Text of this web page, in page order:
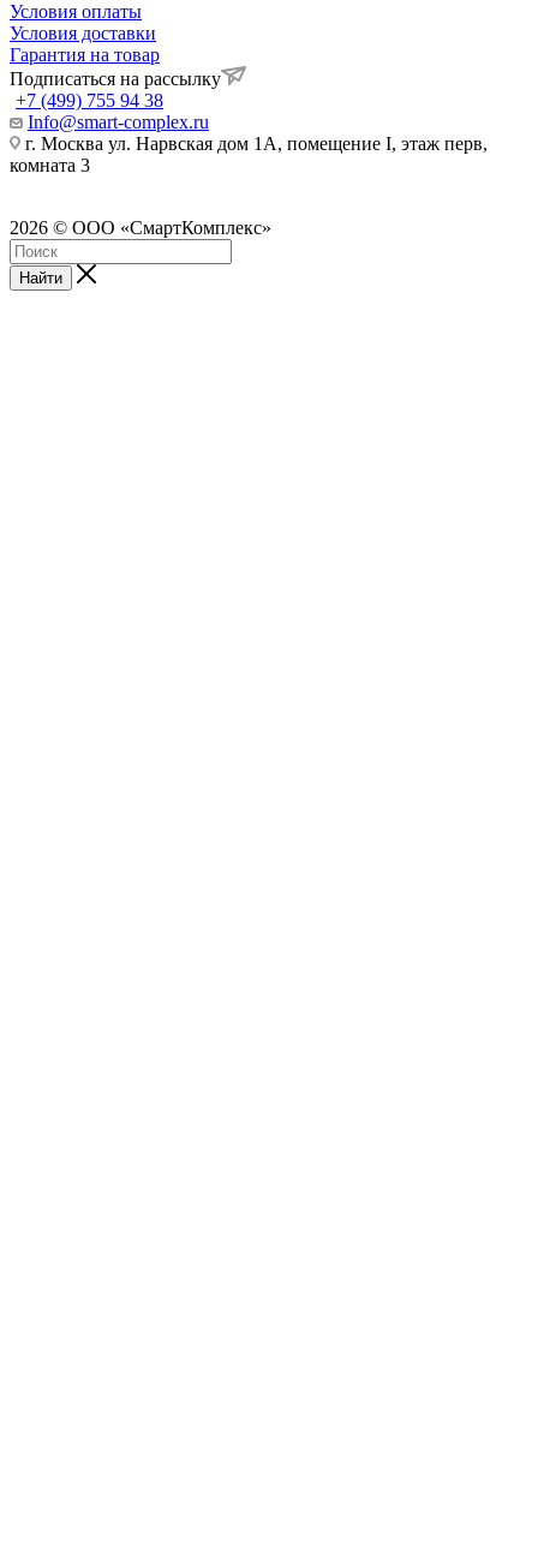
Условия оплаты
Условия доставки
Гарантия на товар
Подписаться на рассылку
+7 (499) 755 94 38
Info@smart-complex.ru
г. Москва ул. Нарвская дом 1А, помещение I, этаж перв,
комната 3
2026 © ООО «СмартКомплекс»
Найти